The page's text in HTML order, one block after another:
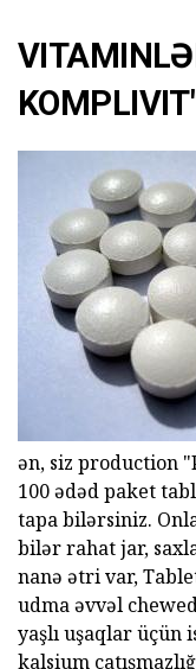
ən, siz production
100 ədəd paket
tapa bilərsiniz.
bilər rahat jar,
nanə ətri var,
udma əvvəl
yaşlı uşaqlar üçün
kalsium